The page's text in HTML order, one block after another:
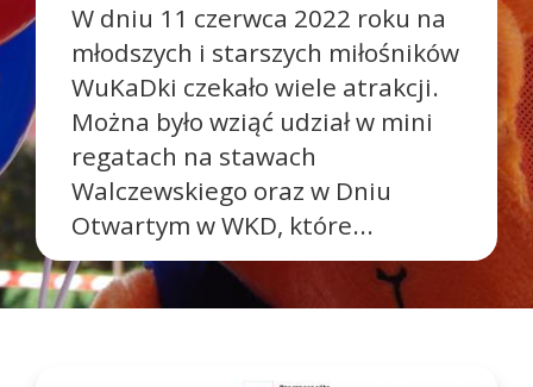
W dniu 11 czerwca 2022 roku na
młodszych i starszych miłośników
WuKaDki czekało wiele atrakcji.
Można było wziąć udział w mini
regatach na stawach
Walczewskiego oraz w Dniu
Otwartym w WKD, które...